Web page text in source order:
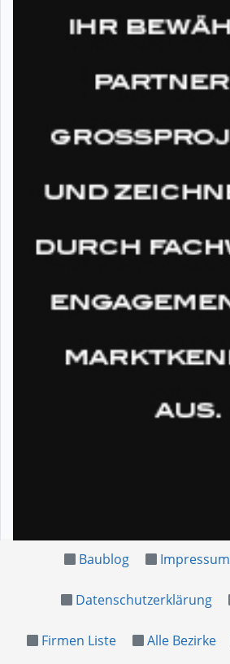
Baublog Impressum
Datenschutzerklärung
Firmen Liste Alle Bezirke